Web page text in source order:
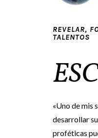
REVELAR,
TALENTOS
«Uno de mis
desarrollar
proféticas